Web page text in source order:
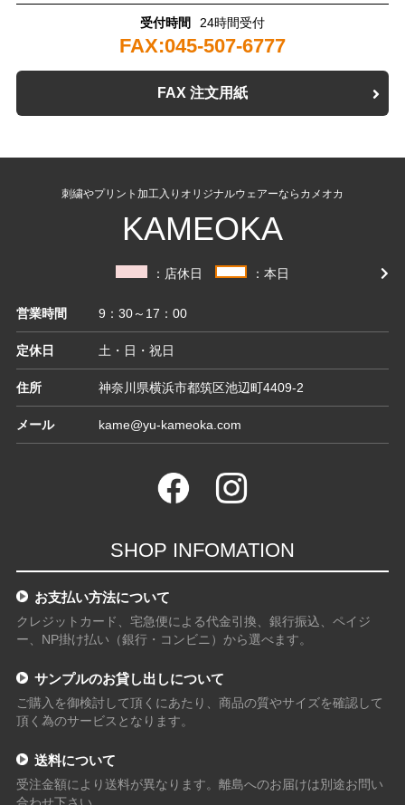
受付時間 24時間受付
FAX:045-507-6777
FAX 注文用紙
刺繍やプリント加工入りオリジナルウェアーならカメオカ
KAMEOKA
：店休日 ：本日
営業時間 9：30～17：00
定休日 土・日・祝日
住所 神奈川県横浜市都筑区池辺町4409-2
メール kame@yu-kameoka.com
SHOP INFOMATION
お支払い方法について
クレジットカード、宅急便による代金引換、銀行振込、ペイジ
ー、NP掛け払い（銀行・コンビニ）から選べます。
サンプルのお貸し出しについて
ご購入を御検討して頂くにあたり、商品の質やサイズを確認して
頂く為のサービスとなります。
送料について
受注金額により送料が異なります。離島へのお届けは別途お問い
合わせ下さい。